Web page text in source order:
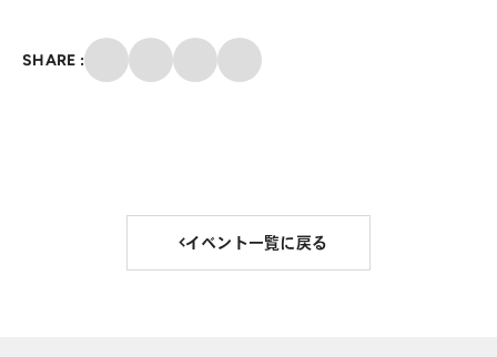
SHARE : Facebook
メール
イベント一覧に戻る